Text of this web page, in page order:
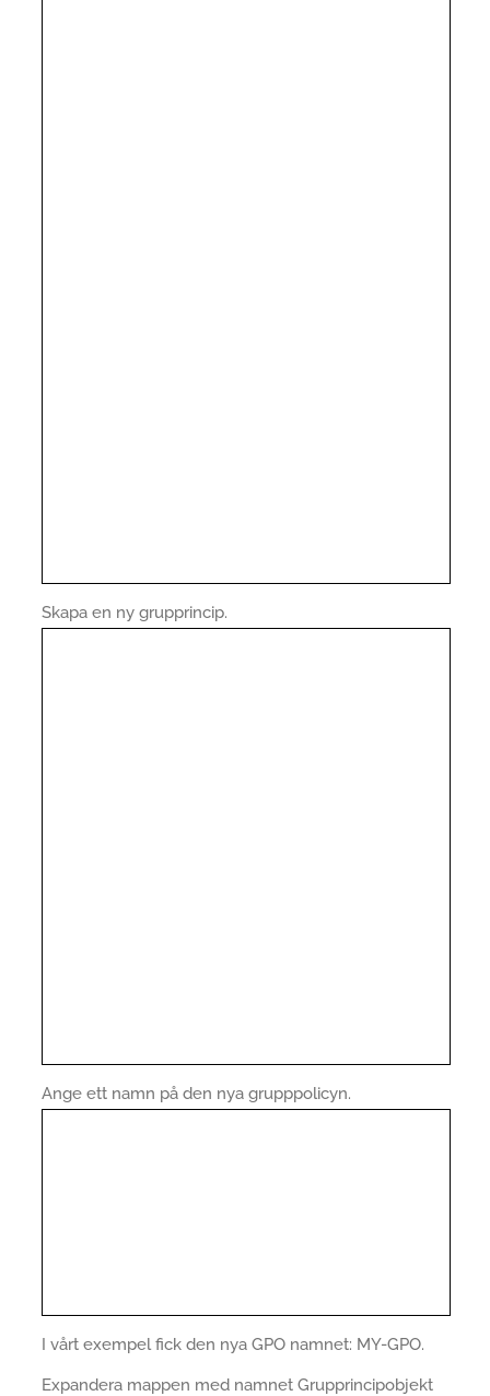
Skapa en ny grupprincip.
Ange ett namn på den nya grupppolicyn.
I vårt exempel fick den nya GPO namnet: MY-GPO.
Expandera mappen med namnet Grupprincipobjekt